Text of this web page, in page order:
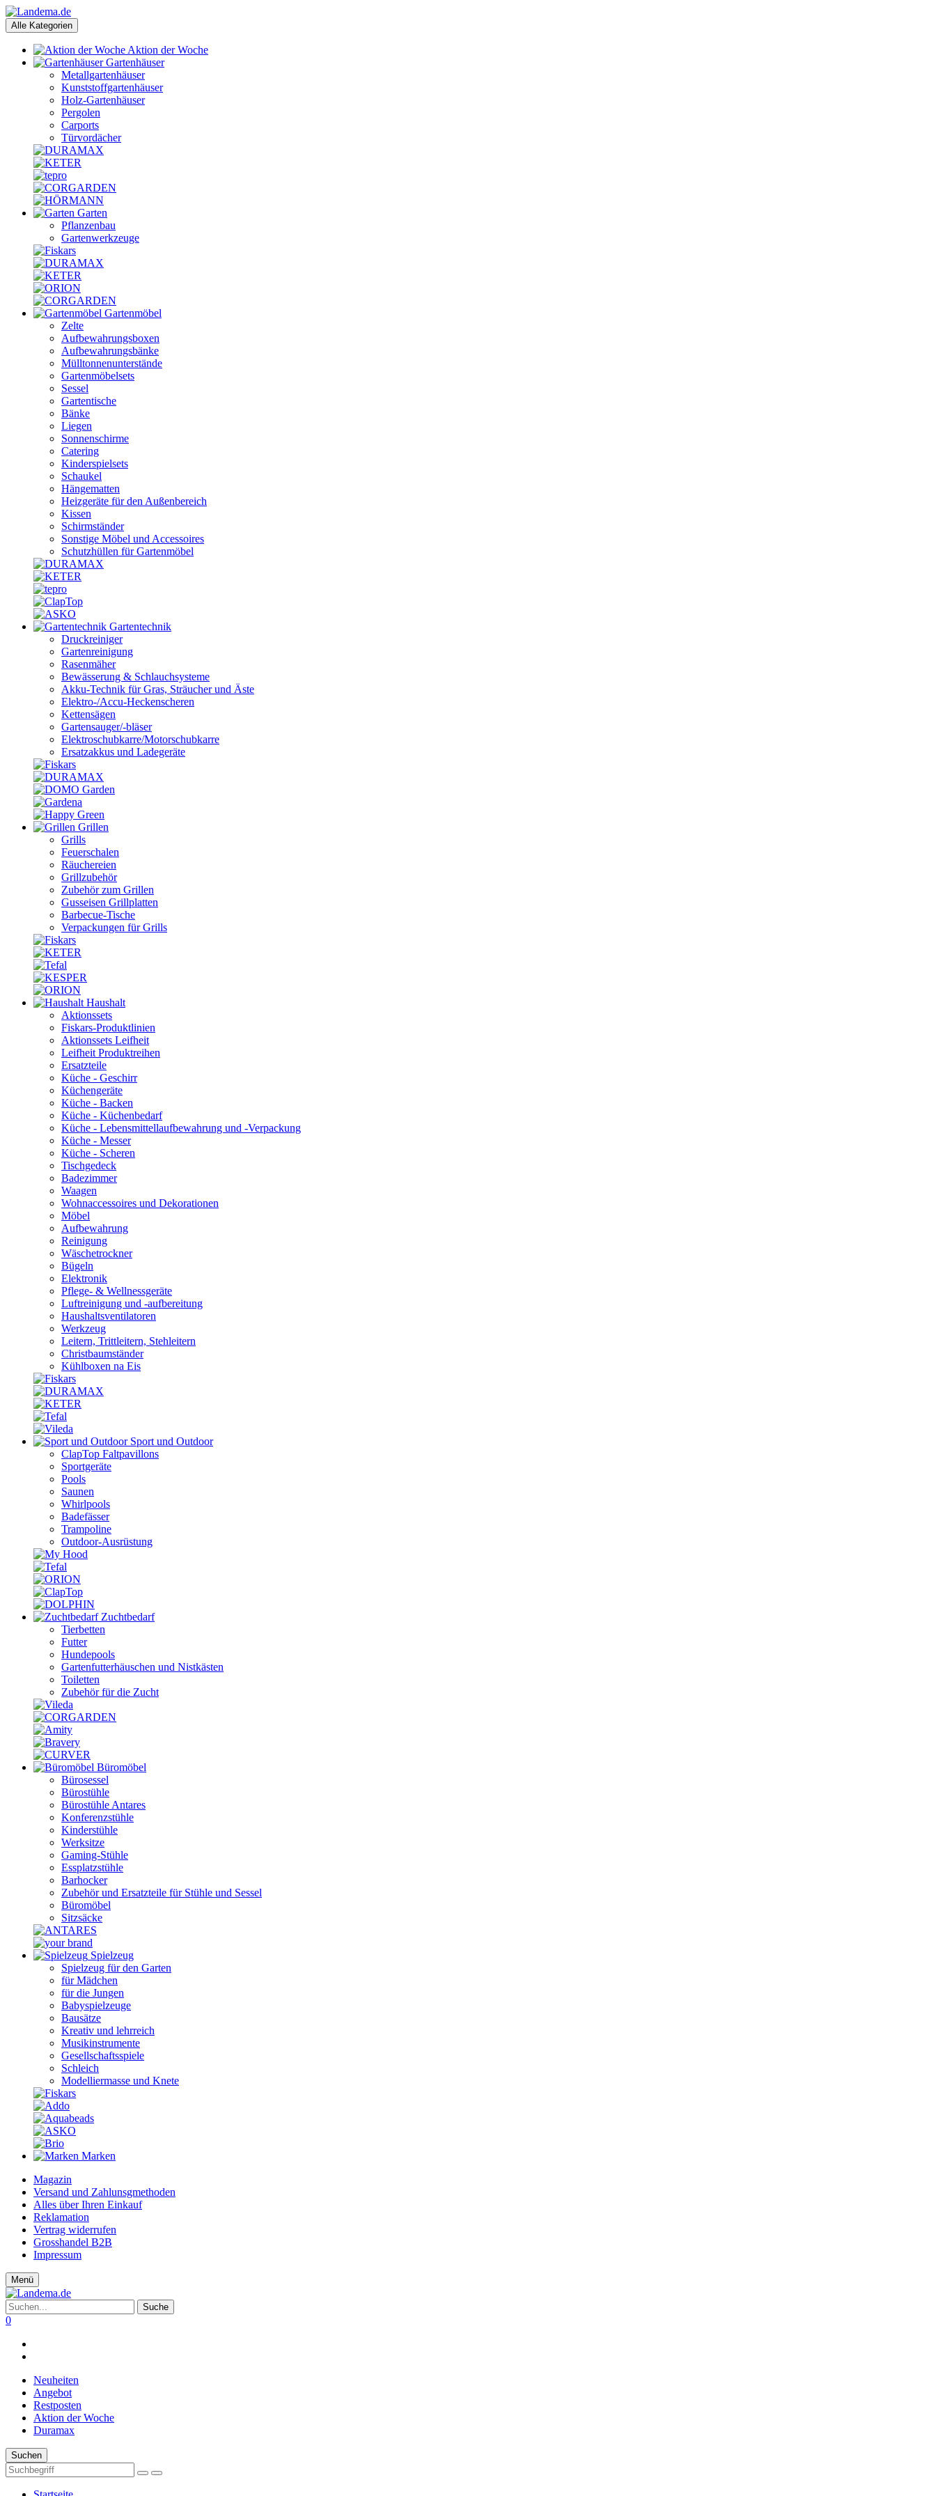
Alle Kategorien
Aktion der Woche
Gartenhäuser
Metallgartenhäuser
Kunststoffgartenhäuser
Holz-Gartenhäuser
Pergolen
Carports
Türvordächer
Garten
Pflanzenbau
Gartenwerkzeuge
Gartenmöbel
Zelte
Aufbewahrungsboxen
Aufbewahrungsbänke
Mülltonnenunterstände
Gartenmöbelsets
Sessel
Gartentische
Bänke
Liegen
Sonnenschirme
Catering
Kinderspielsets
Schaukel
Hängematten
Heizgeräte für den Außenbereich
Kissen
Schirmständer
Sonstige Möbel und Accessoires
Schutzhüllen für Gartenmöbel
Gartentechnik
Druckreiniger
Gartenreinigung
Rasenmäher
Bewässerung & Schlauchsysteme
Akku-Technik für Gras, Sträucher und Äste
Elektro-/Accu-Heckenscheren
Kettensägen
Gartensauger/-bläser
Elektroschubkarre/Motorschubkarre
Ersatzakkus und Ladegeräte
Grillen
Grills
Feuerschalen
Räuchereien
Grillzubehör
Zubehör zum Grillen
Gusseisen Grillplatten
Barbecue-Tische
Verpackungen für Grills
Haushalt
Aktionssets
Fiskars-Produktlinien
Aktionssets Leifheit
Leifheit Produktreihen
Ersatzteile
Küche - Geschirr
Küchengeräte
Küche - Backen
Küche - Küchenbedarf
Küche - Lebensmittellaufbewahrung und -Verpackung
Küche - Messer
Küche - Scheren
Tischgedeck
Badezimmer
Waagen
Wohnaccessoires und Dekorationen
Möbel
Aufbewahrung
Reinigung
Wäschetrockner
Bügeln
Elektronik
Pflege- & Wellnessgeräte
Luftreinigung und -aufbereitung
Haushaltsventilatoren
Werkzeug
Leitern, Trittleitern, Stehleitern
Christbaumständer
Kühlboxen na Eis
Sport und Outdoor
ClapTop Faltpavillons
Sportgeräte
Pools
Saunen
Whirlpools
Badefässer
Trampoline
Outdoor-Ausrüstung
Zuchtbedarf
Tierbetten
Futter
Hundepools
Gartenfutterhäuschen und Nistkästen
Toiletten
Zubehör für die Zucht
Büromöbel
Bürosessel
Bürostühle
Bürostühle Antares
Konferenzstühle
Kinderstühle
Werksitze
Gaming-Stühle
Essplatzstühle
Barhocker
Zubehör und Ersatzteile für Stühle und Sessel
Büromöbel
Sitzsäcke
Spielzeug
Spielzeug für den Garten
für Mädchen
für die Jungen
Babyspielzeuge
Bausätze
Kreativ und lehrreich
Musikinstrumente
Gesellschaftsspiele
Schleich
Modelliermasse und Knete
Marken
Magazin
Versand und Zahlunsgmethoden
Alles über Ihren Einkauf
Reklamation
Vertrag widerrufen
Grosshandel B2B
Impressum
Menü
Suche
0
Neuheiten
Angebot
Restposten
Aktion der Woche
Duramax
Suchen